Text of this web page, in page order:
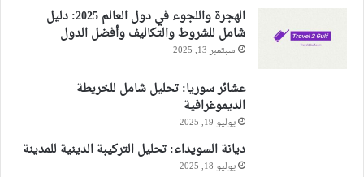
الهجرة واللجوء في دول العالم 2025: دليل
شامل للشروط والتكاليف وأفضل الدول
سبتمبر 13, 2025
عشائر سوريا: تحليل شامل للخريطة
الديموغرافية
يوليو 19, 2025
ديانة السويداء: تحليل التركيبة الدينية للمدينة
يوليو 18, 2025